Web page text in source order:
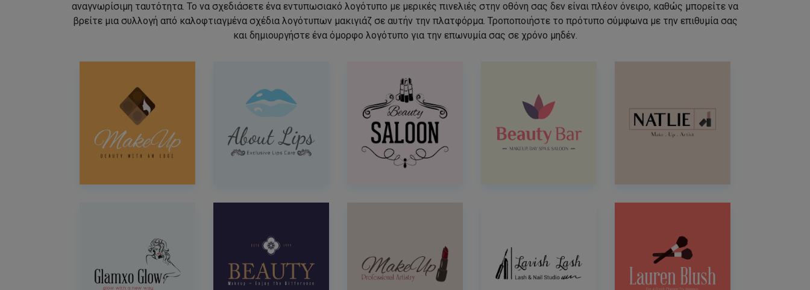
αναγνωρίσιμη ταυτότητα. Το να σχεδιάσετε ένα εντυπωσιακό λογότυπο με μερικές πινελιές στην οθόνη σας δεν είναι πλέον όνειρο, καθώς μπορείτε να
βρείτε μια συλλογή από καλοφτιαγμένα σχέδια λογότυπων μακιγιάζ σε αυτήν την πλατφόρμα. Τροποποιήστε το πρότυπο σύμφωνα με την επιθυμία σας
και δημιουργήστε ένα όμορφο λογότυπο για την επωνυμία σας σε χρόνο μηδέν.